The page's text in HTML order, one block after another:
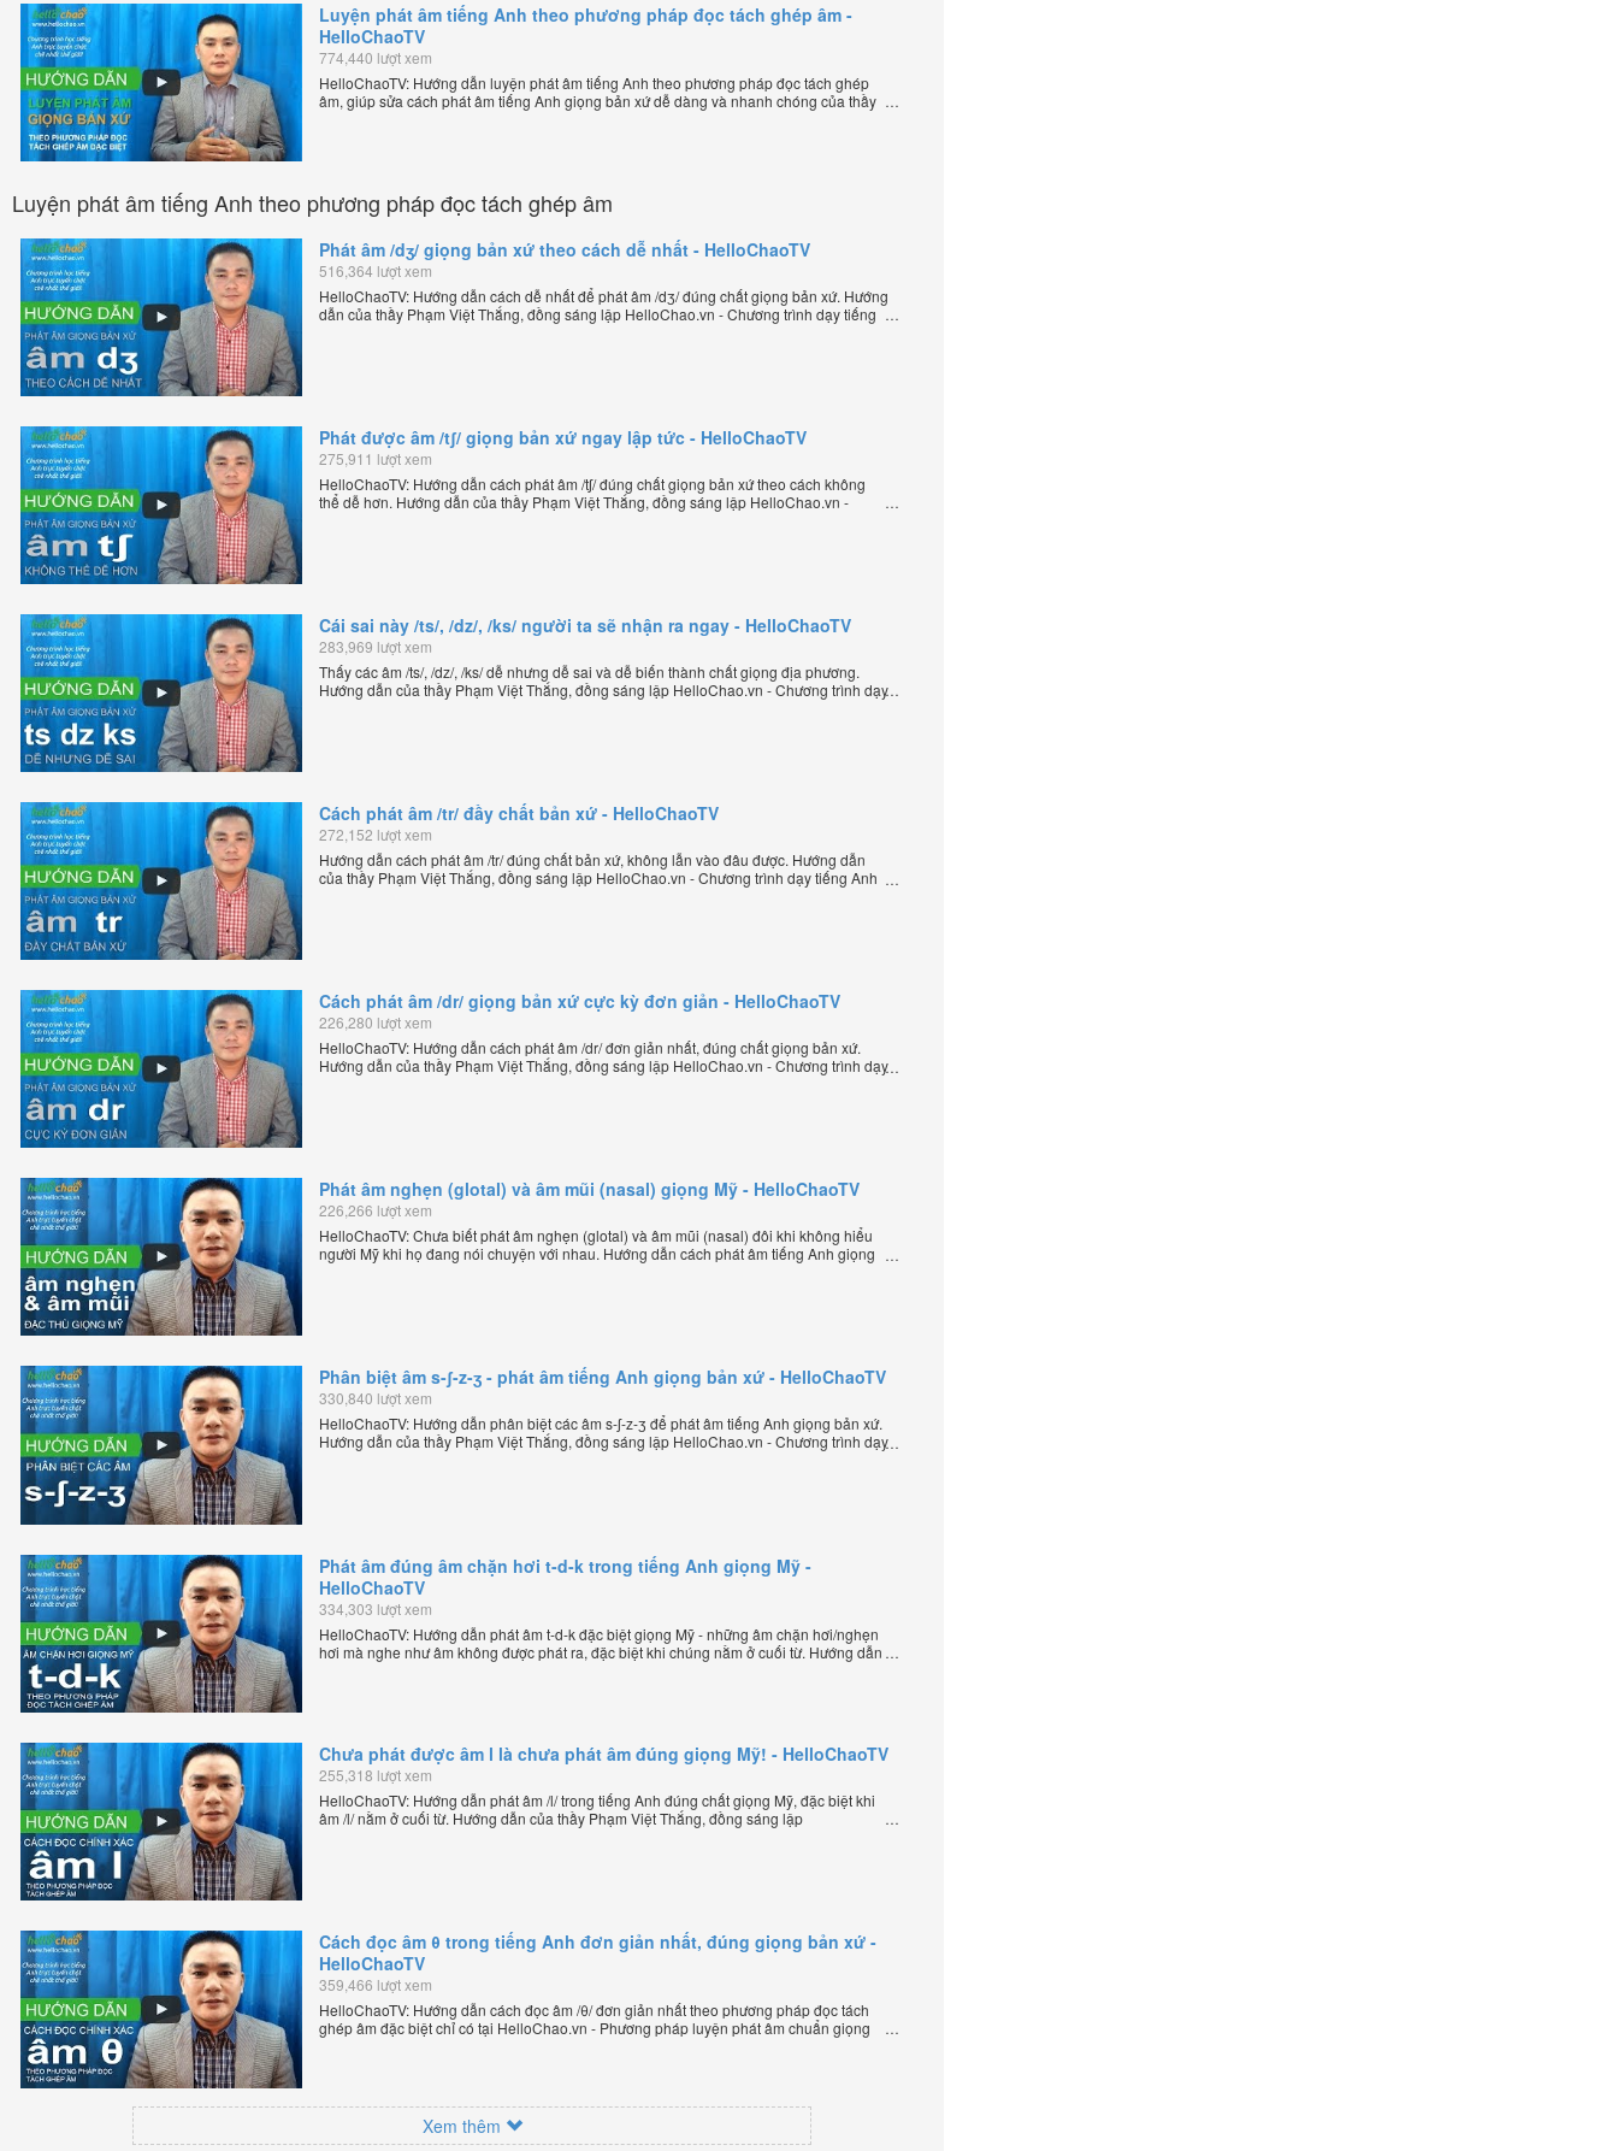
Luyện phát âm tiếng Anh theo phương pháp đọc tách ghép âm -
HelloChaoTV
774,440 lượt xem
HelloChaoTV: Hướng dẫn luyện phát âm tiếng Anh theo phương pháp đọc tách ghép
âm, giúp sửa cách phát âm tiếng Anh giọng bản xứ dễ dàng và nhanh chóng của thầy
Luyện phát âm tiếng Anh theo phương pháp đọc tách ghép âm
Phát âm /dʒ/ giọng bản xứ theo cách dễ nhất - HelloChaoTV
516,364 lượt xem
HelloChaoTV: Hướng dẫn cách dễ nhất để phát âm /dʒ/ đúng chất giọng bản xứ. Hướng
dẫn của thầy Phạm Việt Thắng, đồng sáng lập HelloChao.vn - Chương trình dạy tiếng
Phát được âm /tʃ/ giọng bản xứ ngay lập tức - HelloChaoTV
275,911 lượt xem
HelloChaoTV: Hướng dẫn cách phát âm /tʃ/ đúng chất giọng bản xứ theo cách không
thể dễ hơn. Hướng dẫn của thầy Phạm Việt Thắng, đồng sáng lập HelloChao.vn -
Cái sai này /ts/, /dz/, /ks/ người ta sẽ nhận ra ngay - HelloChaoTV
283,969 lượt xem
Thấy các âm /ts/, /dz/, /ks/ dễ nhưng dễ sai và dễ biến thành chất giọng địa phương.
Hướng dẫn của thầy Phạm Việt Thắng, đồng sáng lập HelloChao.vn - Chương trình dạy
Cách phát âm /tr/ đầy chất bản xứ - HelloChaoTV
272,152 lượt xem
Hướng dẫn cách phát âm /tr/ đúng chất bản xứ, không lẫn vào đâu được. Hướng dẫn
của thầy Phạm Việt Thắng, đồng sáng lập HelloChao.vn - Chương trình dạy tiếng Anh
Cách phát âm /dr/ giọng bản xứ cực kỳ đơn giản - HelloChaoTV
226,280 lượt xem
HelloChaoTV: Hướng dẫn cách phát âm /dr/ đơn giản nhất, đúng chất giọng bản xứ.
Hướng dẫn của thầy Phạm Việt Thắng, đồng sáng lập HelloChao.vn - Chương trình dạy
Phát âm nghẹn (glotal) và âm mũi (nasal) giọng Mỹ - HelloChaoTV
226,266 lượt xem
HelloChaoTV: Chưa biết phát âm nghẹn (glotal) và âm mũi (nasal) đôi khi không hiểu
người Mỹ khi họ đang nói chuyện với nhau. Hướng dẫn cách phát âm tiếng Anh giọng
Phân biệt âm s-ʃ-z-ʒ - phát âm tiếng Anh giọng bản xứ - HelloChaoTV
330,840 lượt xem
HelloChaoTV: Hướng dẫn phân biệt các âm s-ʃ-z-ʒ để phát âm tiếng Anh giọng bản xứ.
Hướng dẫn của thầy Phạm Việt Thắng, đồng sáng lập HelloChao.vn - Chương trình dạy
Phát âm đúng âm chặn hơi t-d-k trong tiếng Anh giọng Mỹ -
HelloChaoTV
334,303 lượt xem
HelloChaoTV: Hướng dẫn phát âm t-d-k đặc biệt giọng Mỹ - những âm chặn hơi/nghẹn
hơi mà nghe như âm không được phát ra, đặc biệt khi chúng nằm ở cuối từ. Hướng dẫn
Chưa phát được âm l là chưa phát âm đúng giọng Mỹ! - HelloChaoTV
255,318 lượt xem
HelloChaoTV: Hướng dẫn phát âm /l/ trong tiếng Anh đúng chất giọng Mỹ, đặc biệt khi
âm /l/ nằm ở cuối từ. Hướng dẫn của thầy Phạm Việt Thắng, đồng sáng lập
Cách đọc âm θ trong tiếng Anh đơn giản nhất, đúng giọng bản xứ -
HelloChaoTV
359,466 lượt xem
HelloChaoTV: Hướng dẫn cách đọc âm /θ/ đơn giản nhất theo phương pháp đọc tách
ghép âm đặc biệt chỉ có tại HelloChao.vn - Phương pháp luyện phát âm chuẩn giọng
Xem thêm